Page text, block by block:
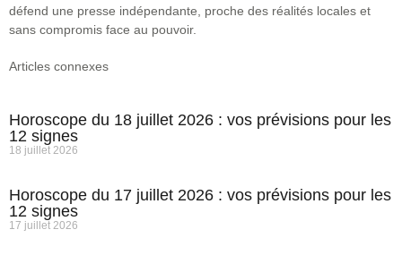
défend une presse indépendante, proche des réalités locales et
sans compromis face au pouvoir.
Articles connexes
Horoscope du 18 juillet 2026 : vos prévisions pour les
12 signes
18 juillet 2026
Horoscope du 17 juillet 2026 : vos prévisions pour les
12 signes
17 juillet 2026